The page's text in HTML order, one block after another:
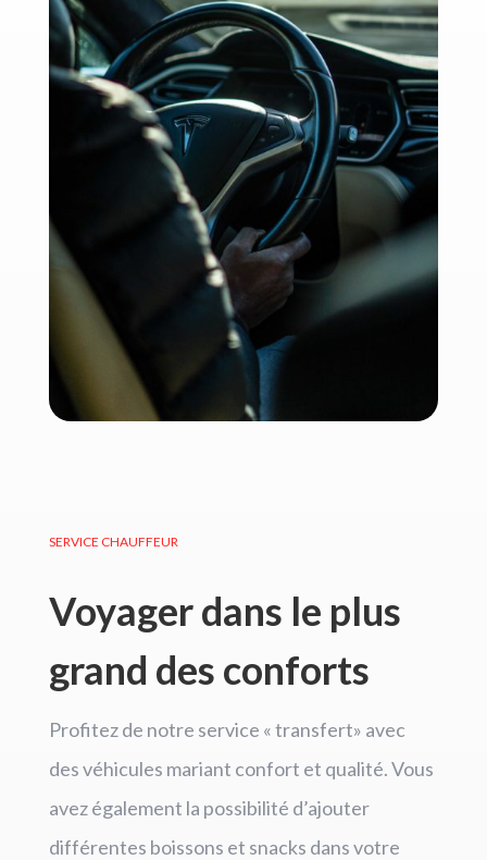
SERVICE CHAUFFEUR
Voyager dans le plus
grand des conforts
Profitez de notre service « transfert» avec
des véhicules mariant confort et qualité. Vous
avez également la possibilité d’ajouter
différentes boissons et snacks dans votre